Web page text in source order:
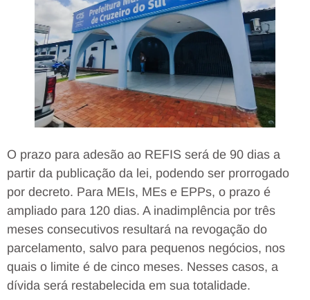
O prazo para adesão ao REFIS será de 90 dias a
partir da publicação da lei, podendo ser prorrogado
por decreto. Para MEIs, MEs e EPPs, o prazo é
ampliado para 120 dias. A inadimplência por três
meses consecutivos resultará na revogação do
parcelamento, salvo para pequenos negócios, nos
quais o limite é de cinco meses. Nesses casos, a
dívida será restabelecida em sua totalidade.